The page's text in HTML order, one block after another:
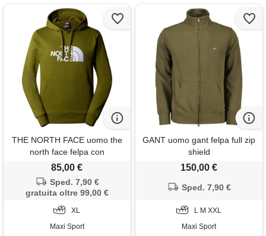
THE NORTH FACE uomo the
north face felpa con
cappuccio drew peak
85,00 €
Sped. 7,90 €
gratuita oltre 99,00 €
XL
Maxi Sport
GANT uomo gant felpa full zip
shield
150,00 €
Sped. 7,90 €
L M XXL
Maxi Sport